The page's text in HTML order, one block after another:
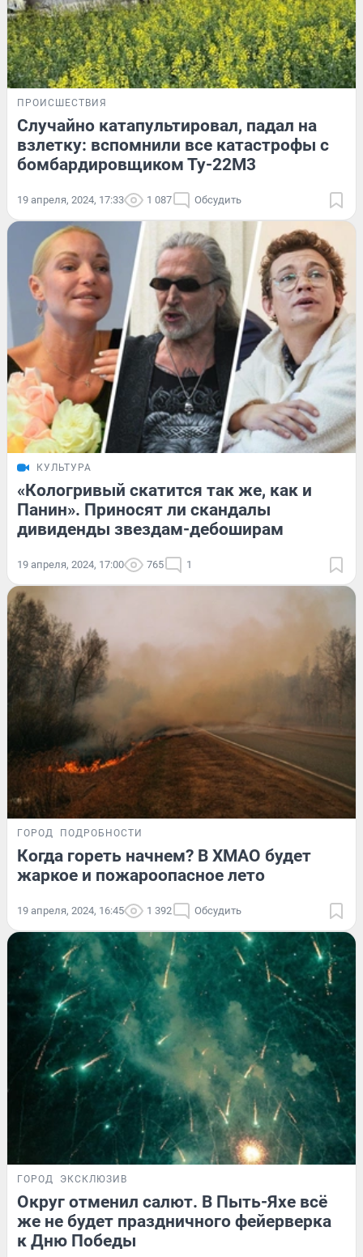
ПРОИСШЕСТВИЯ
Случайно катапультировал, падал на
взлетку: вспомнили все катастрофы с
бомбардировщиком Ту-22М3
19 апреля, 2024, 17:33 1 087 Обсудить
КУЛЬТУРА
«Кологривый скатится так же, как и
Панин». Приносят ли скандалы
дивиденды звездам-дебоширам
19 апреля, 2024, 17:00 765 1
ГОРОД ПОДРОБНОСТИ
Когда гореть начнем? В ХМАО будет
жаркое и пожароопасное лето
19 апреля, 2024, 16:45 1 392 Обсудить
ГОРОД ЭКСКЛЮЗИВ
Округ отменил салют. В Пыть-Яхе всё
же не будет праздничного фейерверка
к Дню Победы